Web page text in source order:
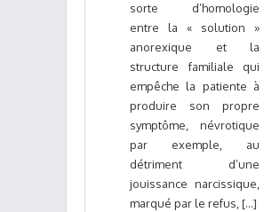
sorte d’homologie
entre la « solution »
anorexique et la
structure familiale qui
empêche la patiente à
produire son propre
symptôme, névrotique
par exemple, au
détriment d’une
jouissance narcissique,
marqué par le refus, [...]